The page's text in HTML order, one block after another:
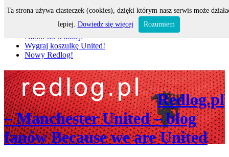
Nabór do redakcji
Wygraj koszulkę United!
Nowy Redlog!
Redlog.pl
– Manchester United – blog
fanów Because we are United
Ta strona używa ciasteczek (cookies), dzięki którym nasz serwis może
lepiej. Dowiedz się więcej Rozumiem